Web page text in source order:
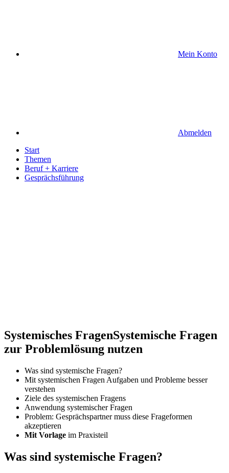
Mein Konto
Abmelden
Start
Themen
Beruf + Karriere
Gesprächsführung
Systemisches FragenSystemische Fragen
zur Problemlösung nutzen
Was sind systemische Fragen?
Mit systemischen Fragen Aufgaben und Probleme besser
verstehen
Ziele des systemischen Fragens
Anwendung systemischer Fragen
Problem: Gesprächspartner muss diese Frageformen
akzeptieren
Mit Vorlage im Praxisteil
Was sind systemische Fragen?